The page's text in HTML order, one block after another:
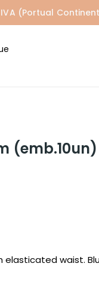
(Portual
(emb.10un)
waist.